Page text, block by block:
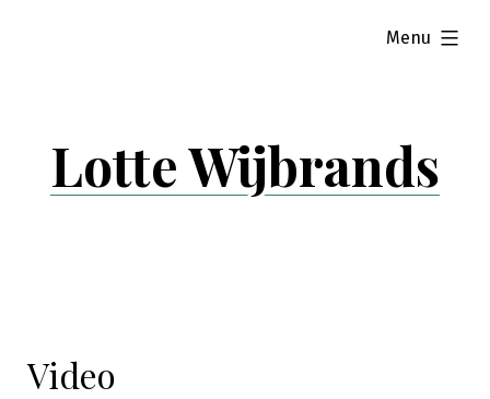
Lotte Wijbrands
Menu
expanded
Video